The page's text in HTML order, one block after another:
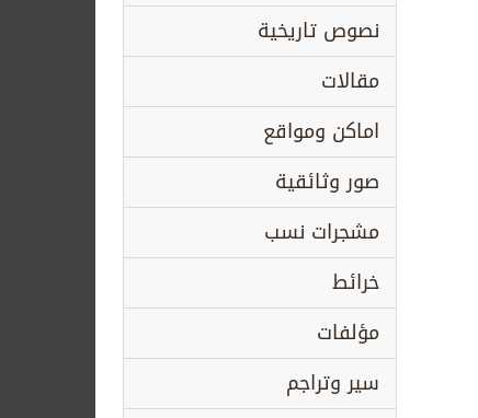
نصوص تاريخية
مقالات
اماكن ومواقع
صور وثائقية
مشجرات نسب
خرائط
مؤلفات
سير وتراجم